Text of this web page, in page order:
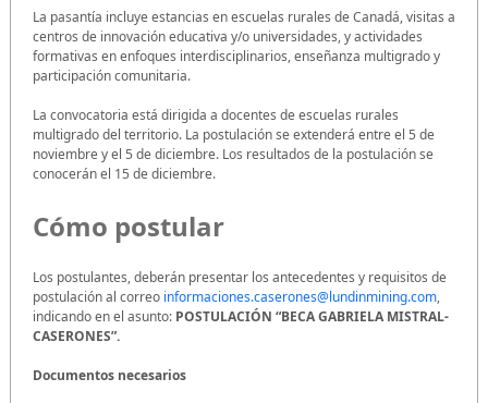
La pasantía incluye estancias en escuelas rurales de Canadá, visitas a
centros de innovación educativa y/o universidades, y actividades
formativas en enfoques interdisciplinarios, enseñanza multigrado y
participación comunitaria.
La convocatoria está dirigida a docentes de escuelas rurales
multigrado del territorio. La postulación se extenderá entre el 5 de
noviembre y el 5 de diciembre. Los resultados de la postulación se
conocerán el 15 de diciembre.
Cómo postular
Los postulantes, deberán presentar los antecedentes y requisitos de
postulación al correo informaciones.caserones@lundinmining.com,
indicando en el asunto: POSTULACIÓN “BECA GABRIELA MISTRAL-
CASERONES”.
Documentos necesarios